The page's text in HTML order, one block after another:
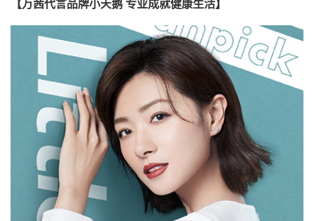
【万茜代言品牌小天鹅 专业成就健康生活】